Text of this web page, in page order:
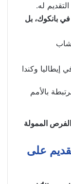
له.
التدريب في بانكوك، بل
شاب
إيطاليا وكندا
بالأمم
الفرص الممولة
على